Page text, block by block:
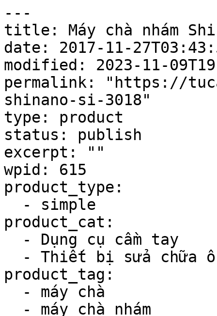
---
title: Máy chà nhám
date: 2017-11-
modified: 2023-11-
permalink: "https://
shinano-si-3018"
type: product
status: publish
excerpt: ""
wpid: 615
product_type:
product_cat:
product_tag: